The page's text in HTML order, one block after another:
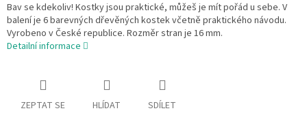
Bav se kdekoliv! Kostky jsou praktické, můžeš je mít pořád u sebe. V
balení je 6 barevných dřevěných kostek včetně praktického návodu.
Vyrobeno v České republice. Rozměr stran je 16 mm.
Detailní informace
ZEPTAT SE HLÍDAT SDÍLET